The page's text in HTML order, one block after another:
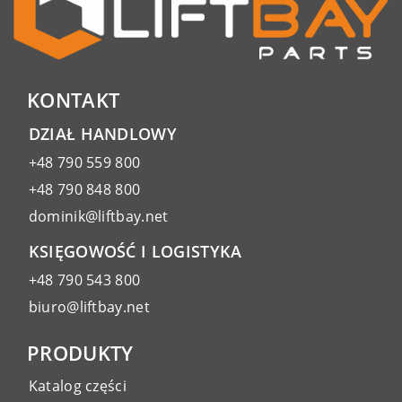
KONTAKT
DZIAŁ HANDLOWY
+48 790 559 800
+48 790 848 800
dominik@liftbay.net
KSIĘGOWOŚĆ I LOGISTYKA
+48 790 543 800
biuro@liftbay.net
PRODUKTY
Katalog części